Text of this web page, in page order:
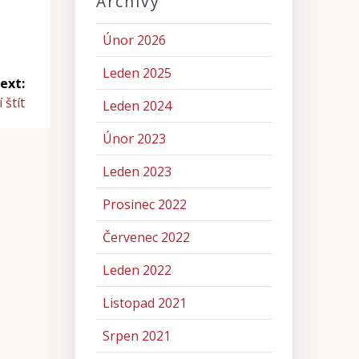
štít
Únor 2026
Leden 2025
Leden 2024
Únor 2023
Leden 2023
Prosinec 2022
Červenec 2022
Leden 2022
Listopad 2021
Srpen 2021